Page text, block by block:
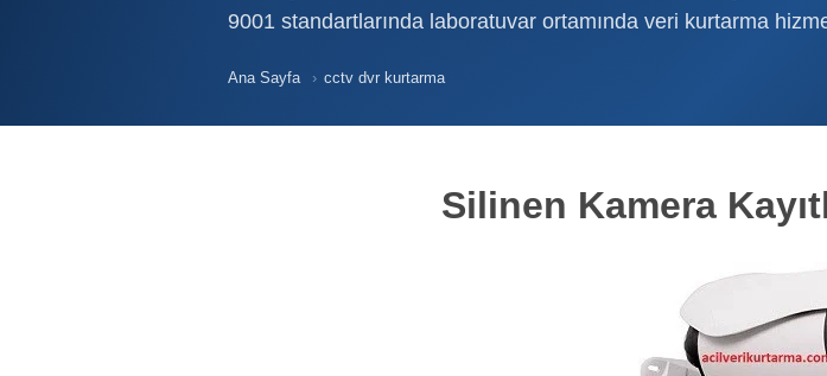
9001 standartlarında laboratuvar ortamında veri kurtarma
Ana Sayfa › cctv dvr kurtarma
Silinen Kamera